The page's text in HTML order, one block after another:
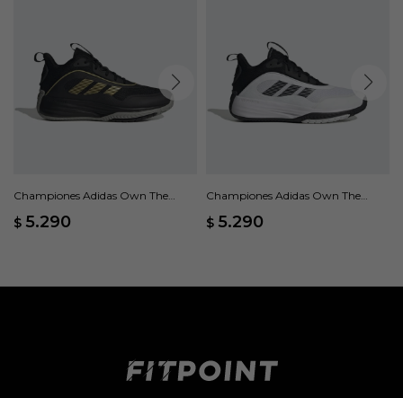
Championes Adidas Own The
$ 5.290
Championes Adidas Own The
$ 5.290